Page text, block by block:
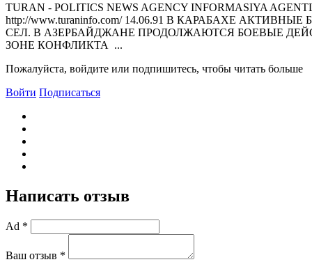
TURAN - РOLITICS NEWS AGENCY INFORMASIYA
httр://www.turaninfo.com/ 14.06.91 В КАРАБАХЕ
СЕЛ. В АЗЕРБАЙДЖАНЕ ПРОДОЛЖАЮТСЯ БОЕВЫЕ
ЗОНЕ КОНФЛИКТА ...
Пожалуйста, войдите или подпишитесь, чтобы читать больше
Войти Подписаться
Написать отзыв
Ad *
Ваш отзыв *